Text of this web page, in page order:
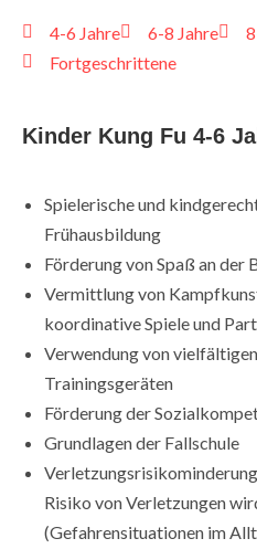
4-6 Jahre 6-8 Jahre
Fortgeschrittene
Kinder Kung Fu 4-6
Spielerische und
Frühausbildung
Förderung von Spaß an der
Vermittlung von
koordinative Spiele und
Verwendung von
Trainingsgeräten
Förderung der
Grundlagen der Fallschule
Risiko von Verletzungen
(Gefahrensituationen im